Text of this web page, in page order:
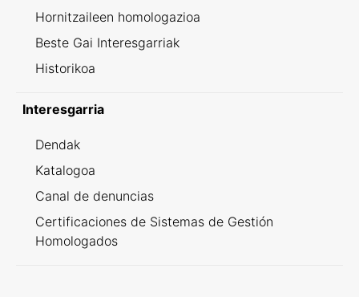
Hornitzaileen homologazioa
Beste Gai Interesgarriak
Historikoa
Interesgarria
Dendak
Katalogoa
Canal de denuncias
Certificaciones de Sistemas de Gestión
Homologados